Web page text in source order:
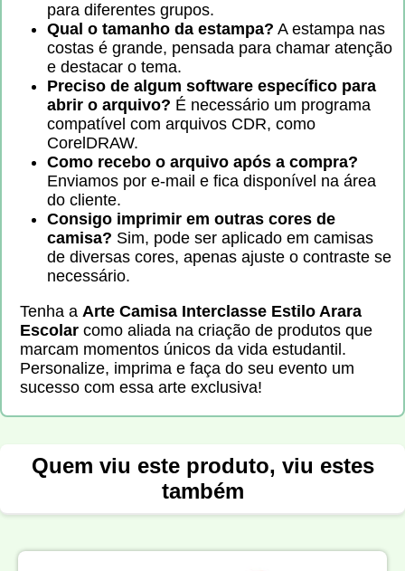
para diferentes grupos.
Qual o tamanho da estampa? A estampa nas
costas é grande, pensada para chamar atenção
e destacar o tema.
Preciso de algum software específico para
abrir o arquivo? É necessário um programa
compatível com arquivos CDR, como
CorelDRAW.
Como recebo o arquivo após a compra?
Enviamos por e-mail e fica disponível na área
do cliente.
Consigo imprimir em outras cores de
camisa? Sim, pode ser aplicado em camisas
de diversas cores, apenas ajuste o contraste se
necessário.
Tenha a Arte Camisa Interclasse Estilo Arara
Escolar como aliada na criação de produtos que
marcam momentos únicos da vida estudantil.
Personalize, imprima e faça do seu evento um
sucesso com essa arte exclusiva!
Quem viu este produto, viu estes
também